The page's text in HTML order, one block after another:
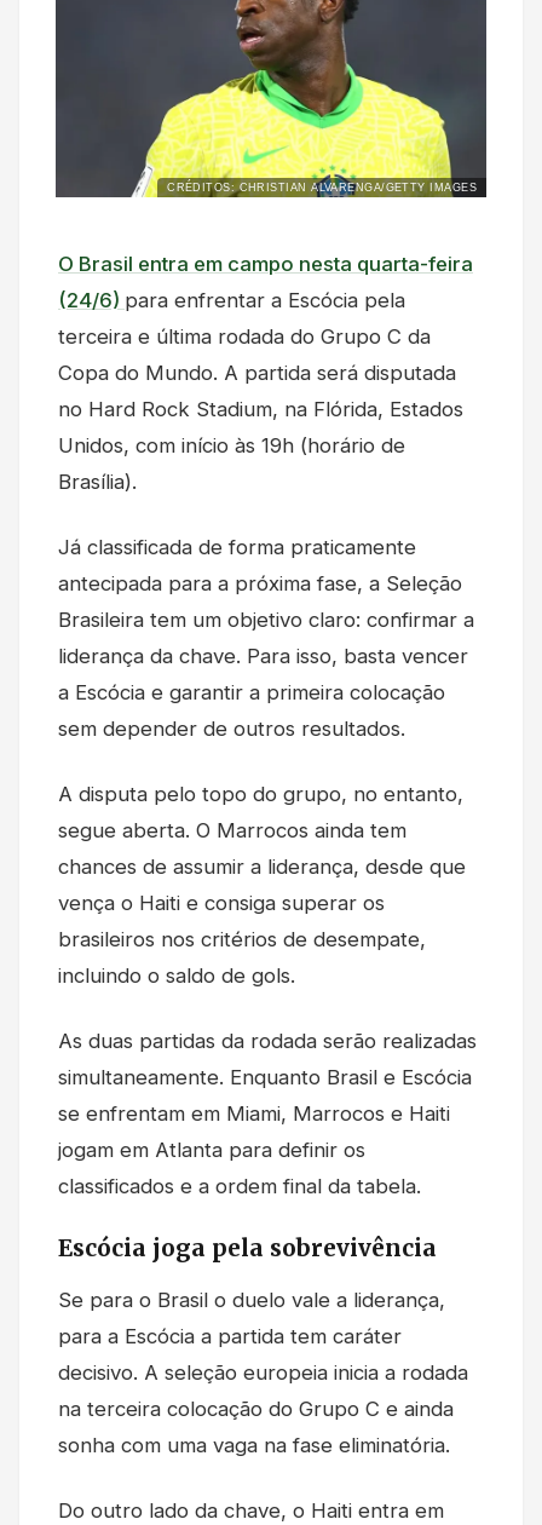
CRÉDITOS: CHRISTIAN ALVARENGA/GETTY IMAGES
O Brasil entra em campo nesta quarta-feira
(24/6) para enfrentar a Escócia pela
terceira e última rodada do Grupo C da
Copa do Mundo. A partida será disputada
no Hard Rock Stadium, na Flórida, Estados
Unidos, com início às 19h (horário de
Brasília).
Já classificada de forma praticamente
antecipada para a próxima fase, a Seleção
Brasileira tem um objetivo claro: confirmar a
liderança da chave. Para isso, basta vencer
a Escócia e garantir a primeira colocação
sem depender de outros resultados.
A disputa pelo topo do grupo, no entanto,
segue aberta. O Marrocos ainda tem
chances de assumir a liderança, desde que
vença o Haiti e consiga superar os
brasileiros nos critérios de desempate,
incluindo o saldo de gols.
As duas partidas da rodada serão realizadas
simultaneamente. Enquanto Brasil e Escócia
se enfrentam em Miami, Marrocos e Haiti
jogam em Atlanta para definir os
classificados e a ordem final da tabela.
Escócia joga pela sobrevivência
Se para o Brasil o duelo vale a liderança,
para a Escócia a partida tem caráter
decisivo. A seleção europeia inicia a rodada
na terceira colocação do Grupo C e ainda
sonha com uma vaga na fase eliminatória.
Do outro lado da chave, o Haiti entra em